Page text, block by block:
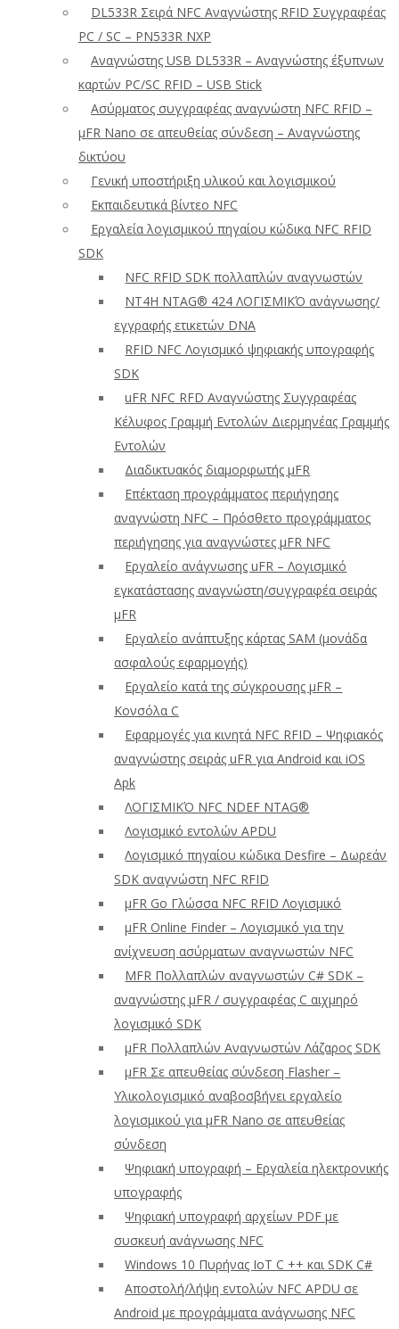
DL533R Σειρά NFC Αναγνώστης RFID Συγγραφέας
PC / SC – PN533R NXP
Αναγνώστης USB DL533R – Αναγνώστης έξυπνων
καρτών PC/SC RFID – USB Stick
Ασύρματος συγγραφέας αναγνώστη NFC RFID –
μFR Nano σε απευθείας σύνδεση – Αναγνώστης
δικτύου
Γενική υποστήριξη υλικού και λογισμικού
Εκπαιδευτικά βίντεο NFC
Εργαλεία λογισμικού πηγαίου κώδικα NFC RFID
SDK
NFC RFID SDK πολλαπλών αναγνωστών
NT4H NTAG® 424 ΛΟΓΙΣΜΙΚΌ ανάγνωσης/
εγγραφής ετικετών DNA
RFID NFC Λογισμικό ψηφιακής υπογραφής
SDK
uFR NFC RFD Αναγνώστης Συγγραφέας
Κέλυφος Γραμμή Εντολών Διερμηνέας Γραμμής
Εντολών
Διαδικτυακός διαμορφωτής μFR
Επέκταση προγράμματος περιήγησης
αναγνώστη NFC – Πρόσθετο προγράμματος
περιήγησης για αναγνώστες μFR NFC
Εργαλείο ανάγνωσης uFR – Λογισμικό
εγκατάστασης αναγνώστη/συγγραφέα σειράς
μFR
Εργαλείο ανάπτυξης κάρτας SAM (μονάδα
ασφαλούς εφαρμογής)
Εργαλείο κατά της σύγκρουσης μFR –
Κονσόλα C
Εφαρμογές για κινητά NFC RFID – Ψηφιακός
αναγνώστης σειράς uFR για Android και iOS
Apk
ΛΟΓΙΣΜΙΚΌ NFC NDEF NTAG®
Λογισμικό εντολών APDU
Λογισμικό πηγαίου κώδικα Desfire – Δωρεάν
SDK αναγνώστη NFC RFID
μFR Go Γλώσσα NFC RFID Λογισμικό
μFR Online Finder – Λογισμικό για την
ανίχνευση ασύρματων αναγνωστών NFC
ΜFR Πολλαπλών αναγνωστών C# SDK –
αναγνώστης μFR / συγγραφέας C αιχμηρό
λογισμικό SDK
μFR Πολλαπλών Αναγνωστών Λάζαρος SDK
μFR Σε απευθείας σύνδεση Flasher –
Υλικολογισμικό αναβοσβήνει εργαλείο
λογισμικού για μFR Nano σε απευθείας
σύνδεση
Ψηφιακή υπογραφή – Εργαλεία ηλεκτρονικής
υπογραφής
Ψηφιακή υπογραφή αρχείων PDF με
συσκευή ανάγνωσης NFC
Windows 10 Πυρήνας IoT C ++ και SDK C#
Αποστολή/λήψη εντολών NFC APDU σε
Android με προγράμματα ανάγνωσης NFC